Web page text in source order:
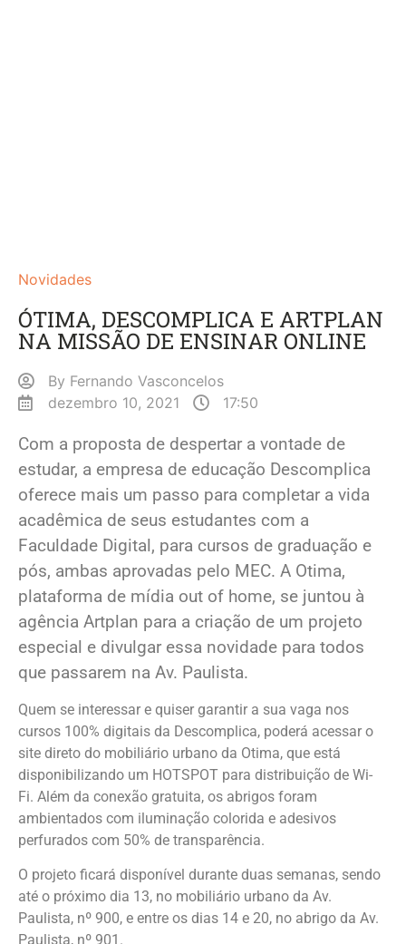
Novidades
ÓTIMA, DESCOMPLICA E ARTPLAN
NA MISSÃO DE ENSINAR ONLINE
By Fernando Vasconcelos
dezembro 10, 2021
17:50
Com a proposta de despertar a vontade de
estudar, a empresa de educação Descomplica
oferece mais um passo para completar a vida
acadêmica de seus estudantes com a
Faculdade Digital, para cursos de graduação e
pós, ambas aprovadas pelo MEC. A Otima,
plataforma de mídia out of home, se juntou à
agência Artplan para a criação de um projeto
especial e divulgar essa novidade para todos
que passarem na Av. Paulista.
Quem se interessar e quiser garantir a sua vaga nos
cursos 100% digitais da Descomplica, poderá acessar o
site direto do mobiliário urbano da Otima, que está
disponibilizando um HOTSPOT para distribuição de Wi-
Fi. Além da conexão gratuita, os abrigos foram
ambientados com iluminação colorida e adesivos
perfurados com 50% de transparência.
O projeto ficará disponível durante duas semanas, sendo
até o próximo dia 13, no mobiliário urbano da Av.
Paulista, nº 900, e entre os dias 14 e 20, no abrigo da Av.
Paulista, nº 901.